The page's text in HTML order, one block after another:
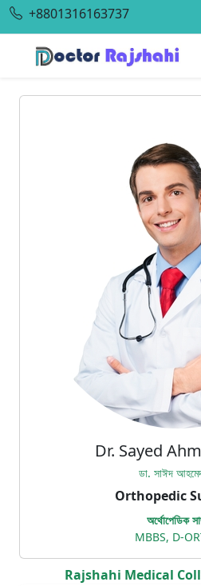
+8801316163737
Dr. Sayed
ডা. সাঈদ
Orthopedic
অর্থোপেডিক
MBBS, D-
Rajshahi Medical